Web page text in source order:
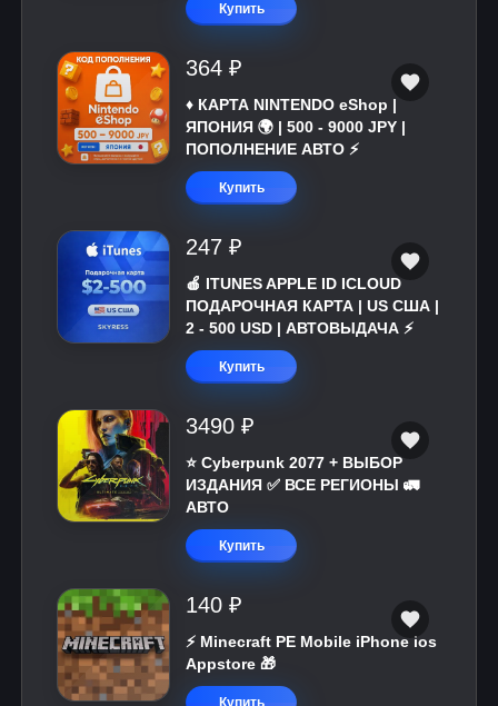
Купить
364 ₽
♦️ КАРТА NINTENDO eShop |
ЯПОНИЯ 🌍 | 500 - 9000 JPY |
ПОПОЛНЕНИЕ АВТО ⚡
Купить
247 ₽
🍎 ITUNES APPLE ID ICLOUD
ПОДАРОЧНАЯ КАРТА | US США |
2 - 500 USD | АВТОВЫДАЧА ⚡️
Купить
3490 ₽
⭐ Cyberpunk 2077 + ВЫБОР
ИЗДАНИЯ ✅ ВСЕ РЕГИОНЫ 🚛
АВТО
Купить
140 ₽
⚡️ Minecraft PE Mobile iPhone ios
Appstore 🎁
Купить